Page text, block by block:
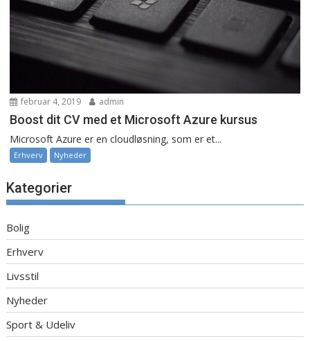
februar 4, 2019 admin
Boost dit CV med et Microsoft Azure kursus
Microsoft Azure er en cloudløsning, som er et...
Erhverv Nyheder
Kategorier
Bolig
Erhverv
Livsstil
Nyheder
Sport & Udeliv